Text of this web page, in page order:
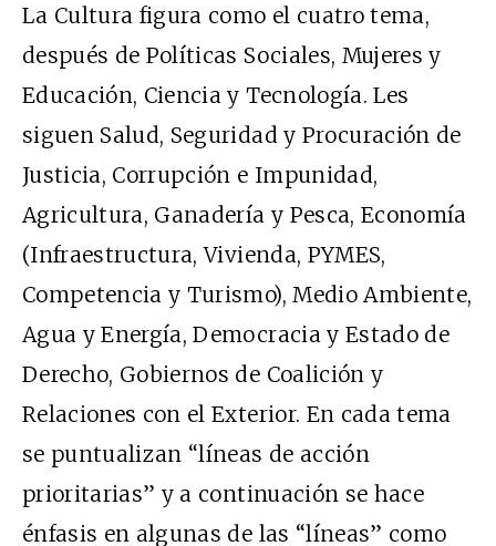
La Cultura figura como el cuatro tema,
después de Políticas Sociales, Mujeres y
Educación, Ciencia y Tecnología. Les
siguen Salud, Seguridad y Procuración de
Justicia, Corrupción e Impunidad,
Agricultura, Ganadería y Pesca, Economía
(Infraestructura, Vivienda, PYMES,
Competencia y Turismo), Medio Ambiente,
Agua y Energía, Democracia y Estado de
Derecho, Gobiernos de Coalición y
Relaciones con el Exterior. En cada tema
se puntualizan “líneas de acción
prioritarias” y a continuación se hace
énfasis en algunas de las “líneas” como